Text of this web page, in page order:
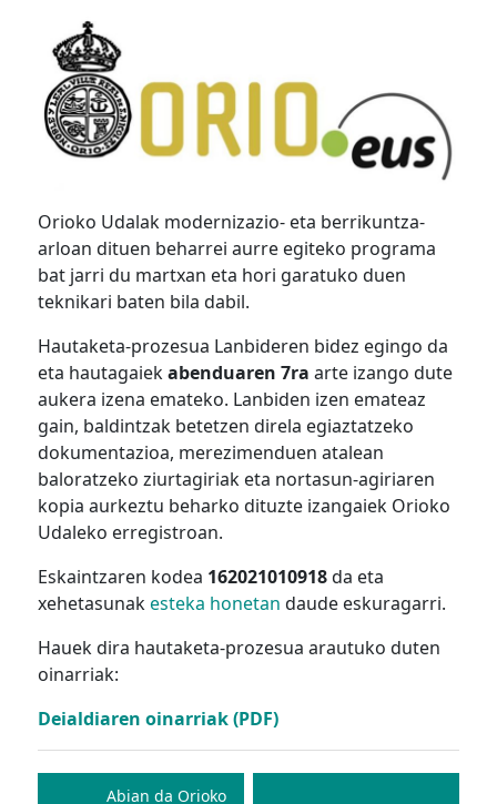
Orioko Udalak modernizazio- eta berrikuntza-
arloan dituen beharrei aurre egiteko programa
bat jarri du martxan eta hori garatuko duen
teknikari baten bila dabil.
Hautaketa-prozesua Lanbideren bidez egingo da
eta hautagaiekabenduaren 7ra arte izango dute
aukera izena emateko. Lanbiden izen emateaz
gain, baldintzak betetzen direla egiaztatzeko
dokumentazioa, merezimenduen atalean
baloratzeko ziurtagiriak eta nortasun-agiriaren
kopia aurkeztu beharko dituzte izangaiek Orioko
Udaleko erregistroan.
Eskaintzaren kodea 162021010918da eta
xehetasunakesteka honetan daude eskuragarri.
Hauek dira hautaketa-prozesua arautuko duten
oinarriak:
Deialdiaren oinarriak (PDF)
Bidalketetan
Abian da Orioko